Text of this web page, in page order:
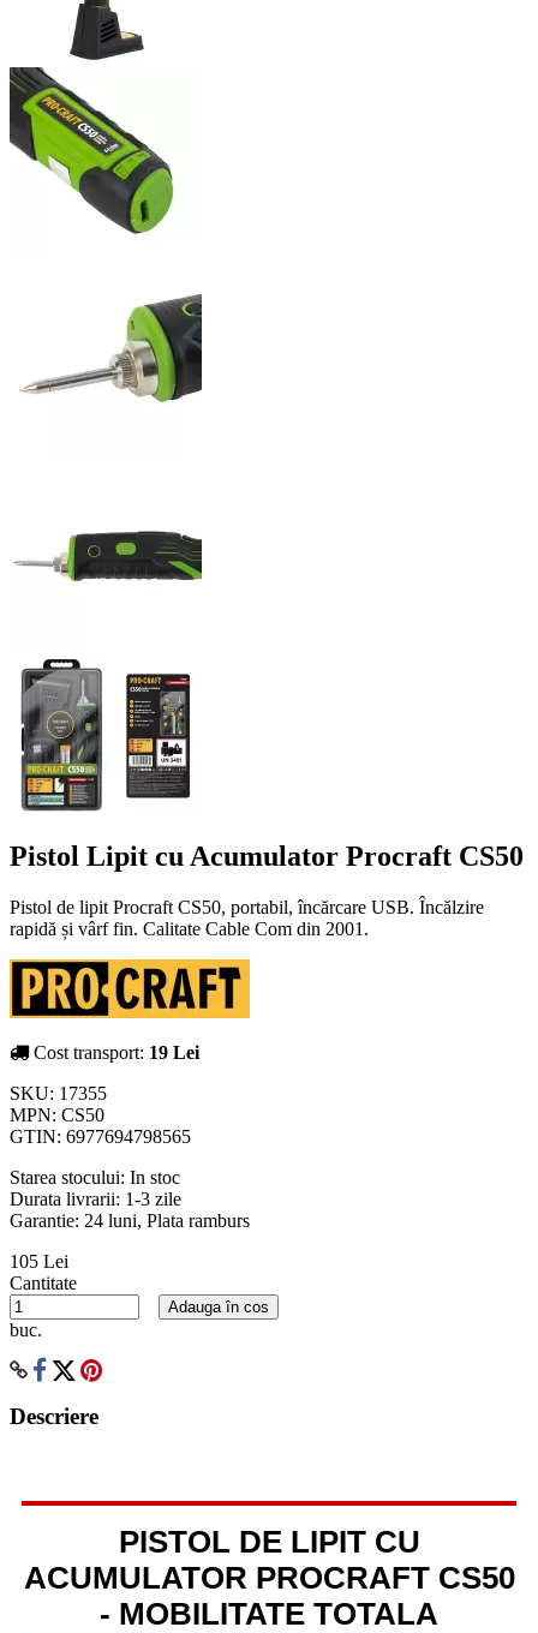
Pistol Lipit cu Acumulator Procraft CS50
Pistol de lipit Procraft CS50, portabil, încărcare USB. Încălzire
rapidă și vârf fin. Calitate Cable Com din 2001.
Cost transport: 19 Lei
SKU: 17355
MPN: CS50
GTIN: 6977694798565
Starea stocului: In stoc
Durata livrarii: 1-3 zile
Garantie: 24 luni, Plata ramburs
105 Lei
Cantitate
buc.
Adauga în cos
Descriere
PISTOL DE LIPIT CU
ACUMULATOR PROCRAFT CS50
- MOBILITATE TOTALA